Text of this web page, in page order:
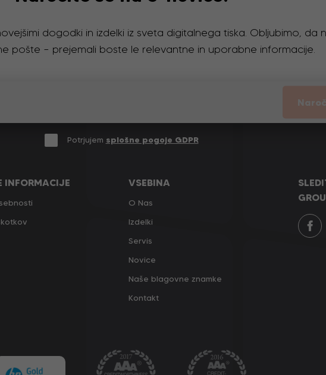
dogodki in izdelki iz sveta digitalnega tiska. Obljubimo, da
pošte – prejemali boste le relevantne in uporabne informacije.
Potrjujem splošne pogoje GDPR
INFORMACIJE VSEBINA
O Nas
Izdelki
Servis
Novice
Naše blagovne znamke
Kontakt